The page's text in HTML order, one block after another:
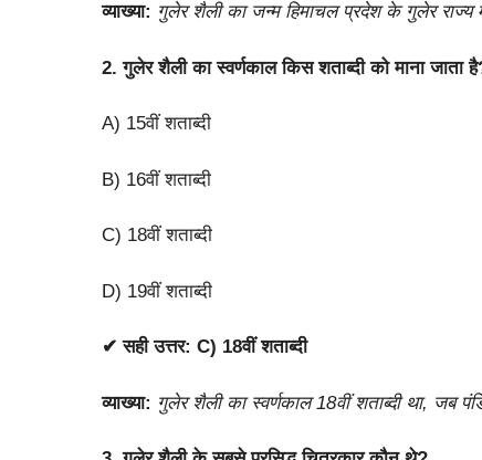
व्याख्या: गुलेर शैली का जन्म हिमाचल प्रदेश के गुलेर
2. गुलेर शैली का स्वर्णकाल किस शताब्दी को माना जाता
A) 15वीं शताब्दी
B) 16वीं शताब्दी
C) 18वीं शताब्दी
D) 19वीं शताब्दी
✔ सही उत्तर: C) 18वीं शताब्दी
व्याख्या: गुलेर शैली का स्वर्णकाल 18वीं शताब्दी था,